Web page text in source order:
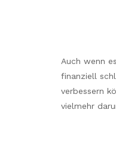
Auch wenn
finanziell
verbessern
vielmehr